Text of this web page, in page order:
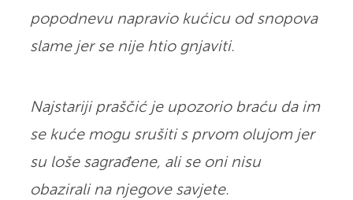
popodnevu napravio kućicu od snopova
slame jer se nije htio gnjaviti.
Najstariji praščić je upozorio braću da im
se kuće mogu srušiti s prvom olujom jer
su loše sagrađene, ali se oni nisu
obazirali na njegove savjete.